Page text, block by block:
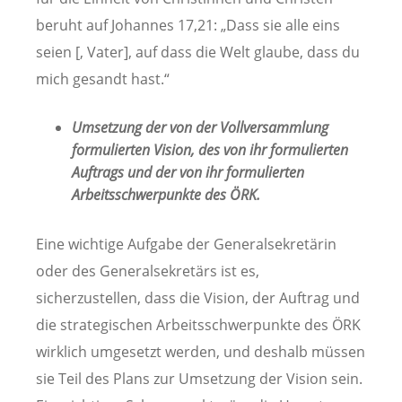
beruht auf Johannes 17,21: „Dass sie alle eins
seien [, Vater], auf dass die Welt glaube, dass du
mich gesandt hast.“
Umsetzung der von der Vollversammlung
formulierten Vision, des von ihr formulierten
Auftrags und der von ihr formulierten
Arbeitsschwerpunkte des ÖRK.
Eine wichtige Aufgabe der Generalsekretärin
oder des Generalsekretärs ist es,
sicherzustellen, dass die Vision, der Auftrag und
die strategischen Arbeitsschwerpunkte des ÖRK
wirklich umgesetzt werden, und deshalb müssen
sie Teil des Plans zur Umsetzung der Vision sein.